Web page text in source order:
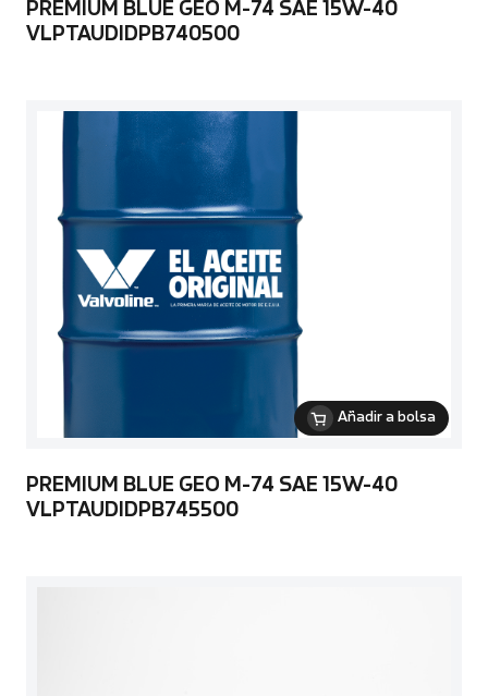
PREMIUM BLUE GEO M-74 SAE 15W-40
VLPTAUDIDPB740500
Añadir a bolsa
PREMIUM BLUE GEO M-74 SAE 15W-40
VLPTAUDIDPB745500